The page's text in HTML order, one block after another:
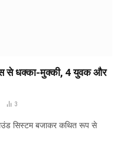
से धक्का-मुक्की, 4 युवक और
3
सिस्टम बजाकर कथित रूप से